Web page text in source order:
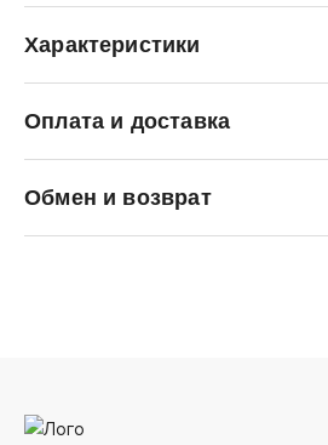
Характеристики
Оплата и доставка
Обмен и возврат